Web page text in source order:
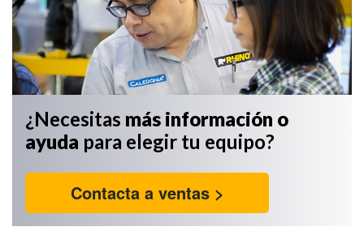
¿Necesitas más información o
ayuda para elegir tu equipo?
Contacta a ventas >